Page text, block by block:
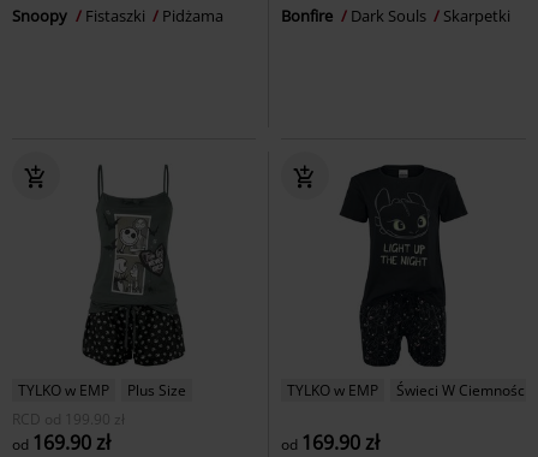
Snoopy Fistaszki Pidżama Bonfire Dark Souls Skarpetki
TYLKO w EMP
Plus Size
RCD
od 199.90 zł
od 169.90 zł
TYLKO w EMP Świeci W Ciemności
od 169.90 zł